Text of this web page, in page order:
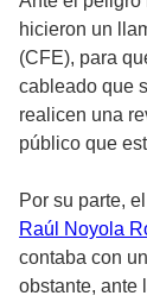
hicieron un
(CFE), para
cableado que
realicen una
público que
Por su parte,
Raúl Noyola
contaba con
obstante, ante